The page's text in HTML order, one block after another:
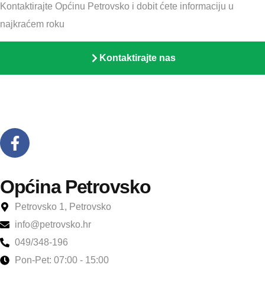
Kontaktirajte Općinu Petrovsko i dobit ćete informaciju u
najkraćem roku
Kontaktirajte nas
Općina Petrovsko
Petrovsko 1, Petrovsko
info@petrovsko.hr
049/348-196
Pon-Pet: 07:00 - 15:00